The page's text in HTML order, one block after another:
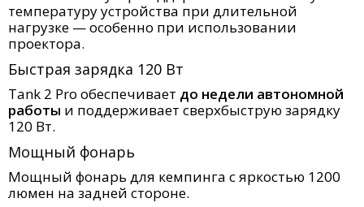
температуру устройства при длительной
нагрузке — особенно при использовании
проектора.
Быстрая зарядка 120 Вт
Tank 2 Pro обеспечивает до недели автономной
работы и поддерживает сверхбыструю зарядку
120 Вт.
Мощный фонарь
Мощный фонарь для кемпинга с яркостью 1200
люмен на задней стороне.